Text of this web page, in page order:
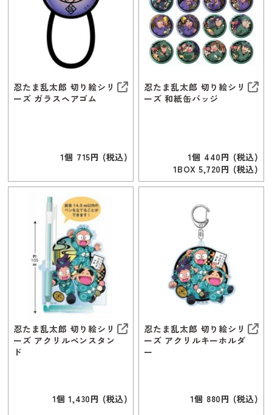
忍たま乱太郎 切り絵シリ
ーズ ガラスヘアゴム
1個 715円 (税込)
忍たま乱太郎 切り絵シリ
ーズ 和紙缶バッジ
1個 440円 (税込)
1BOX 5,720円 (税込)
忍たま乱太郎 切り絵シリ
ーズ アクリルペンスタン
ド
1個 1,430円 (税込)
忍たま乱太郎 切り絵シリ
ーズ アクリルキーホルダ
ー
1個 880円 (税込)